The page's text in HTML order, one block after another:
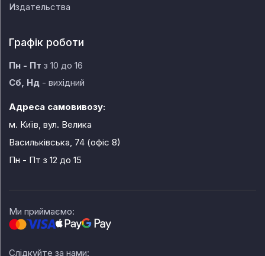
Издательства
Графік роботи
Пн - Пт з 10 до 16
Сб, Нд - вихідний
Адреса самовивозу:
м. Київ, вул. Велика
Васильківська, 74 (офіс 8)
Пн - Пт з 12 до 15
Ми приймаємо:
Слідкуйте за нами: